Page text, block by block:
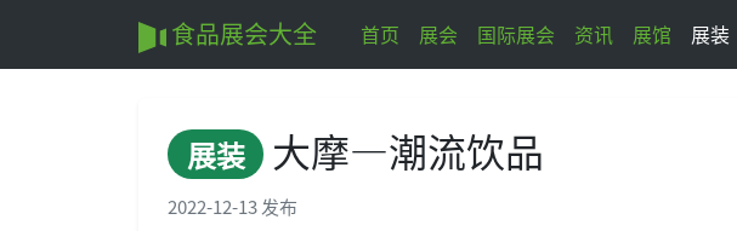
食品展会大全 首页 展会 国际展会 资讯 展馆 展装
展装 大摩—潮流饮品
2022-12-13 发布